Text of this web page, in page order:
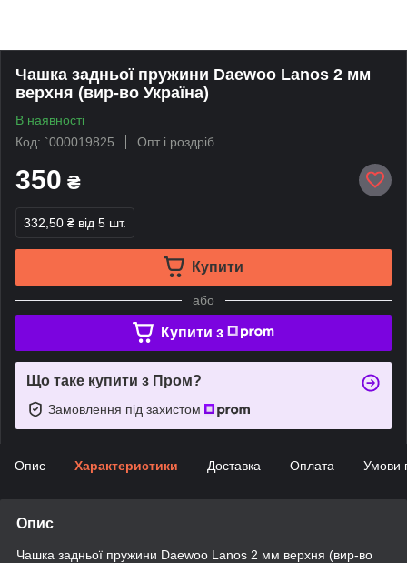
Чашка задньої пружини Daewoo Lanos 2 мм
верхня (вир-во Україна)
В наявності
Код: `000019825
Опт і роздріб
350 ₴
332,50 ₴ від 5 шт.
Купити
або
Купити з
Що таке купити з Пром?
Замовлення під захистом
Опис Характеристики Доставка Оплата Умови
Опис
Чашка задньої пружини Daewoo Lanos 2 мм верхня (вир-во